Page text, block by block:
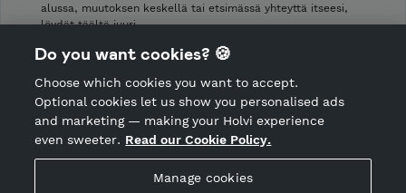
Hosted by Holvi
Holvi Payment Services Ltd is regulated by the Financial
alussa, muutoksen keskellä tai etsimässä yhteyttä itseesi,
löydät täältä juuri …
Cancellation policy
CANCEL ORDER
Do you want cookies? 🍪
Choose which cookies you want to accept.
Optional cookies let us show you personalised ads
and marketing — making your Holvi experience
even sweeter. Read our Cookie Policy.
Manage cookies